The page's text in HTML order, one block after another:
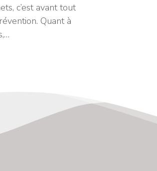
c’est avant tout
Quant à